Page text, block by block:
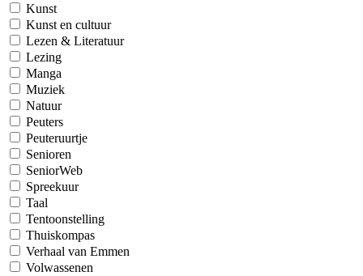
Kunst
Kunst en cultuur
Lezen & Literatuur
Lezing
Manga
Muziek
Natuur
Peuters
Peuteruurtje
Senioren
SeniorWeb
Spreekuur
Taal
Tentoonstelling
Thuiskompas
Verhaal van Emmen
Volwassenen